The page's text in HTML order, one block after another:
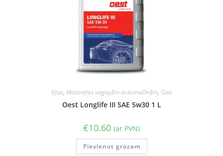
Eļļas, Motoreļļas vieglajām automašīnām, Oest
Oest Longlife III SAE 5w30 1 L
€10.60 (ar PVN)
Pievienot grozam